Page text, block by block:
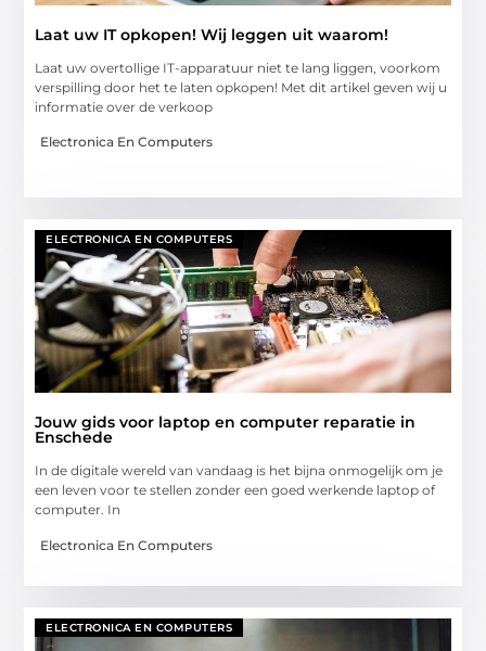
Laat uw IT opkopen! Wij leggen uit waarom!
Laat uw overtollige IT-apparatuur niet te lang liggen, voorkom
verspilling door het te laten opkopen! Met dit artikel geven wij u
informatie over de verkoop
Electronica En Computers
ELECTRONICA EN COMPUTERS
Jouw gids voor laptop en computer reparatie in
Enschede
In de digitale wereld van vandaag is het bijna onmogelijk om je
een leven voor te stellen zonder een goed werkende laptop of
computer. In
Electronica En Computers
ELECTRONICA EN COMPUTERS